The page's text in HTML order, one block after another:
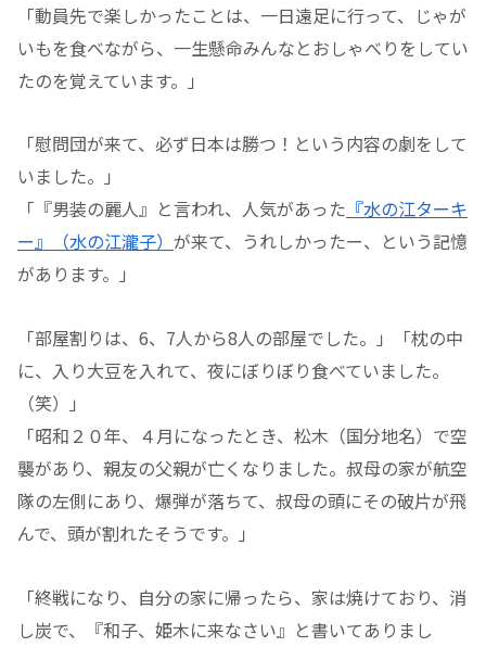
「動員先で楽しかったことは、一日遠足に行って、じゃが
いもを食べながら、一生懸命みんなとおしゃべりをしてい
たのを覚えています。」
「慰問団が来て、必ず日本は勝つ！という内容の劇をして
いました。」
「『男装の麗人』と言われ、人気があった 『水の江ターキ
ー』（水の江瀧子） が来て、うれしかったー、という記憶
があります。」
「部屋割りは、6、7人から8人の部屋でした。」「枕の中
に、入り大豆を入れて、夜にぼりぼり食べていました。
（笑）」
「昭和２０年、４月になったとき、松木（国分地名）で空
襲があり、親友の父親が亡くなりました。叔母の家が航空
隊の左側にあり、爆弾が落ちて、叔母の頭にその破片が飛
んで、頭が割れたそうです。」
「終戦になり、自分の家に帰ったら、家は焼けており、消
し炭で、『和子、姫木に来なさい』と書いてありまし